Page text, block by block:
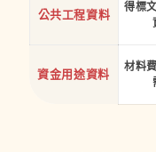
公共工程資料
得標
資金用途資料
材料